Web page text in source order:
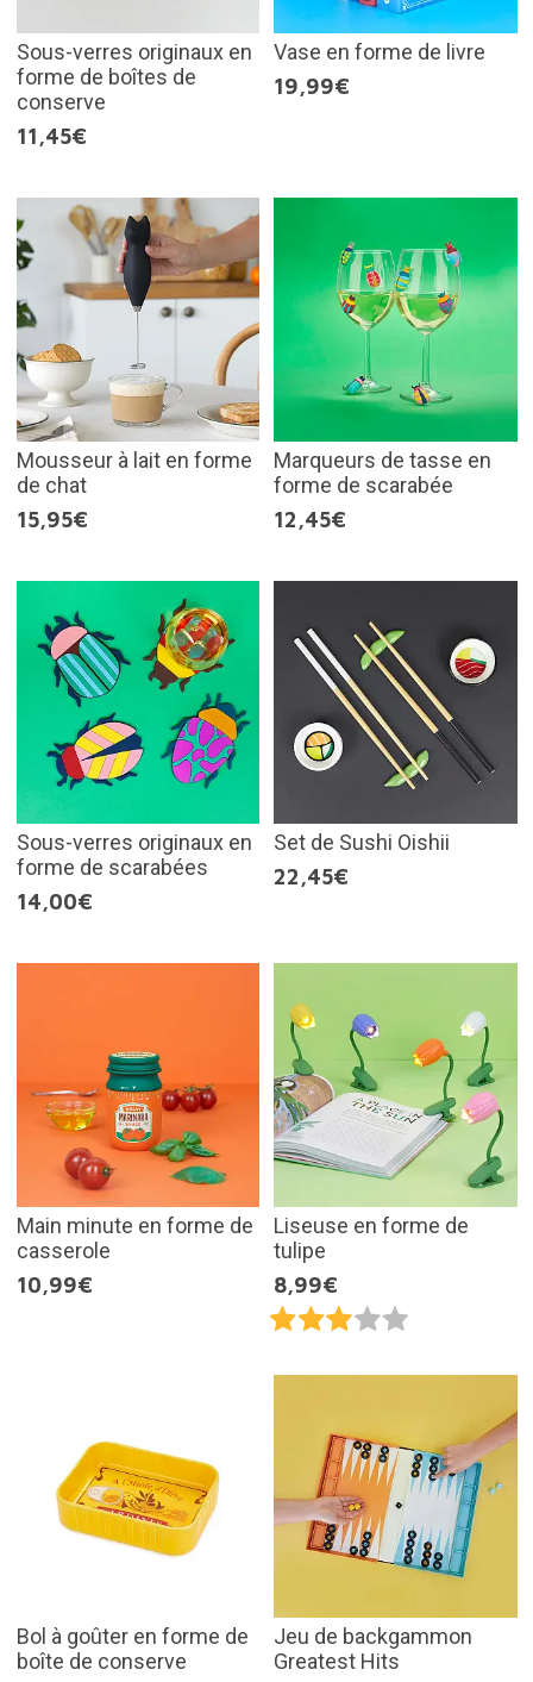
Sous-verres originaux en
forme de boîtes de
conserve
11,45€
Vase en forme de livre
19,99€
Mousseur à lait en forme
de chat
15,95€
Marqueurs de tasse en
forme de scarabée
12,45€
Sous-verres originaux en
forme de scarabées
14,00€
Set de Sushi Oishii
22,45€
Main minute en forme de
casserole
10,99€
Liseuse en forme de
tulipe
8,99€
Bol à goûter en forme de
boîte de conserve
Jeu de backgammon
Greatest Hits